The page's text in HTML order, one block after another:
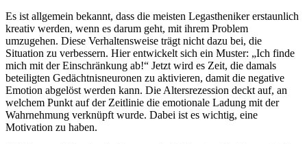
Es ist allgemein bekannt, dass die meisten Legastheniker erstaunlich
kreativ werden, wenn es darum geht, mit ihrem Problem
umzugehen. Diese Verhaltensweise trägt nicht dazu bei, die
Situation zu verbessern. Hier entwickelt sich ein Muster: „Ich finde
mich mit der Einschränkung ab!“ Jetzt wird es Zeit, die damals
beteiligten Gedächtnisneuronen zu aktivieren, damit die negative
Emotion abgelöst werden kann. Die Altersrezession deckt auf, an
welchem Punkt auf der Zeitlinie die emotionale Ladung mit der
Wahrnehmung verknüpft wurde. Dabei ist es wichtig, eine
Motivation zu haben.